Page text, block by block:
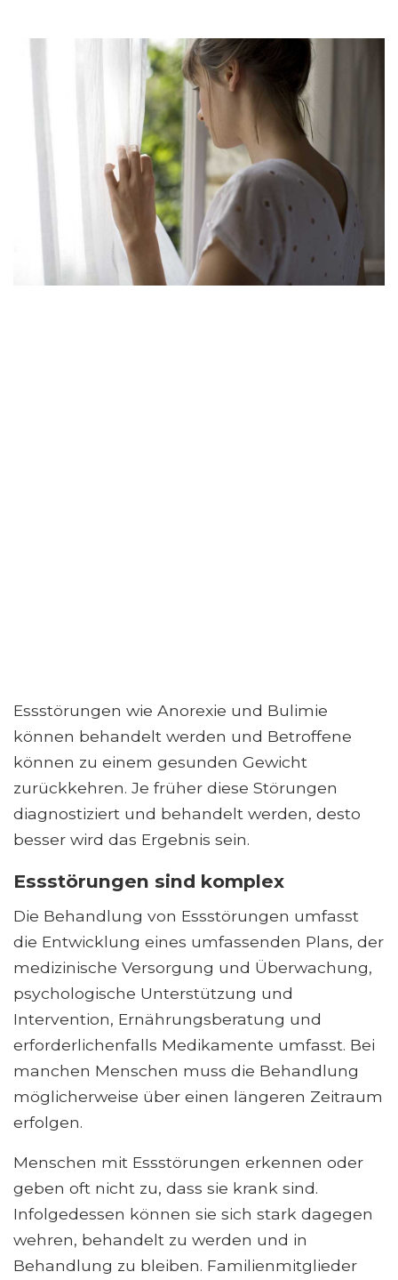
Essstörungen wie Anorexie und Bulimie
können behandelt werden und Betroffene
können zu einem gesunden Gewicht
zurückkehren. Je früher diese Störungen
diagnostiziert und behandelt werden, desto
besser wird das Ergebnis sein.
Essstörungen sind komplex
Die Behandlung von Essstörungen umfasst
die Entwicklung eines umfassenden Plans, der
medizinische Versorgung und Überwachung,
psychologische Unterstützung und
Intervention, Ernährungsberatung und
erforderlichenfalls Medikamente umfasst. Bei
manchen Menschen muss die Behandlung
möglicherweise über einen längeren Zeitraum
erfolgen.
Menschen mit Essstörungen erkennen oder
geben oft nicht zu, dass sie krank sind.
Infolgedessen können sie sich stark dagegen
wehren, behandelt zu werden und in
Behandlung zu bleiben. Familienmitglieder